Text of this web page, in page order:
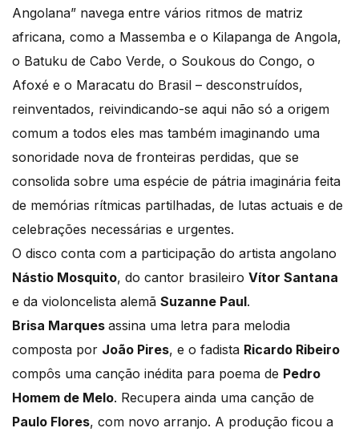
Angolana” navega entre vários ritmos de matriz
africana, como a Massemba e o Kilapanga de Angola,
o Batuku de Cabo Verde, o Soukous do Congo, o
Afoxé e o Maracatu do Brasil – desconstruídos,
reinventados, reivindicando-se aqui não só a origem
comum a todos eles mas também imaginando uma
sonoridade nova de fronteiras perdidas, que se
consolida sobre uma espécie de pátria imaginária feita
de memórias rítmicas partilhadas, de lutas actuais e de
celebrações necessárias e urgentes.
O disco conta com a participação do artista angolano
Nástio Mosquito, do cantor brasileiro Vítor Santana
e da violoncelista alemã Suzanne Paul.
Brisa Marques assina uma letra para melodia
composta por João Pires, e o fadista Ricardo Ribeiro
compôs uma canção inédita para poema de Pedro
Homem de Melo. Recupera ainda uma canção de
Paulo Flores, com novo arranjo. A produção ficou a